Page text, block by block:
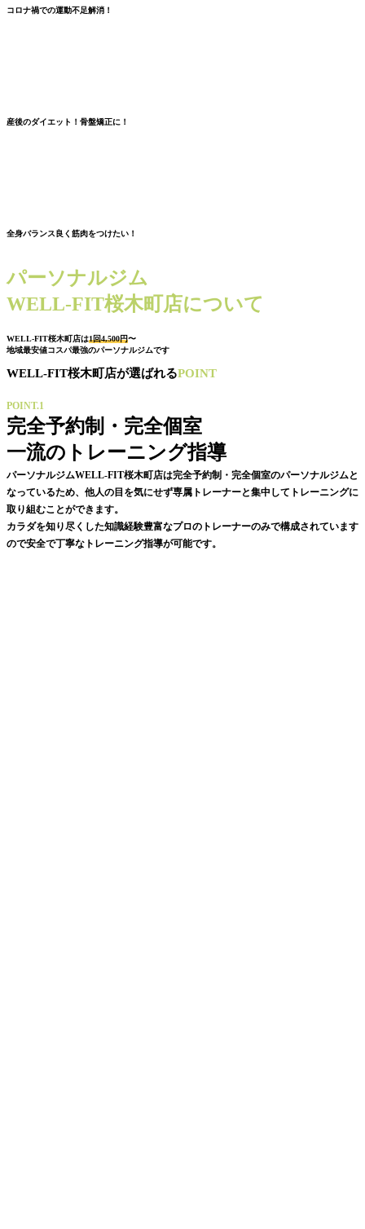
コロナ禍での運動不足解消 ！
産後のダイエット！骨盤矯正に！
全身バランス良く筋肉をつけたい！
パーソナルジム
WELL-FIT桜木町店について
WELL-FIT桜木町店は1回4,500円〜
地域最安値コスパ最強のパーソナルジムです
WELL-FIT桜木町店が選ばれるPOINT
POINT.1
完全予約制・完全個室
一流のトレーニング指導
パーソナルジムWELL-FIT桜木町店は完全予約制・完全個室のパーソナルジムと
なっているため、他人の目を気にせず専属トレーナーと集中してトレーニングに
取り組むことができます。
カラダを知り尽くした知識経験豊富なプロのトレーナーのみで構成されています
ので安全で丁寧なトレーニング指導が可能です。